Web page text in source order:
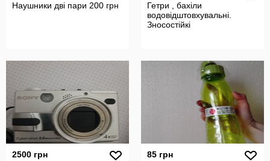
Наушники дві пари 200 грн
Гетри , бахіли
водовідштовхувальні.
Зносостійкі
2500 грн
85 грн